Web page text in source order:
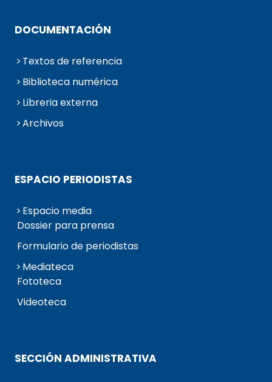
DOCUMENTACIÓN
Textos de referencia
Biblioteca numérica
Libreria externa
Archivos
ESPACIO PERIODISTAS
Espacio media
Dossier para prensa
Formulario de periodistas
Mediateca
Fototeca
Videoteca
SECCIÓN ADMINISTRATIVA